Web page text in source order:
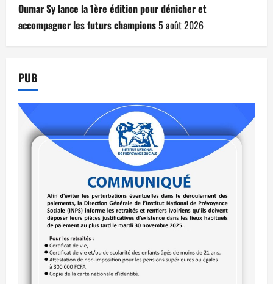
Oumar Sy lance la 1ère édition pour dénicher et
accompagner les futurs champions5 août 2026
PUB